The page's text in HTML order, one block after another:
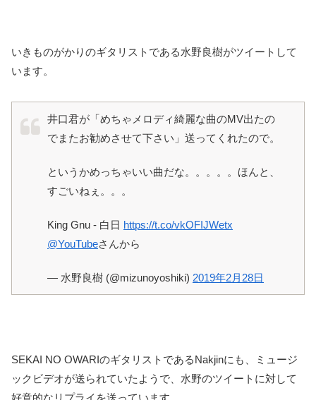
いきものがかりのギタリストである水野良樹がツイートして
います。
井口君が「めちゃメロディ綺麗な曲のMV出たの
でまたお勧めさせて下さい」送ってくれたので。
というかめっちゃいい曲だな。。。。。ほんと、
すごいねぇ。。。
King Gnu - 白日 https://t.co/vkOFIJWetx
@YouTubeさんから
— 水野良樹 (@mizunoyoshiki) 2019年2月28日
SEKAI NO OWARIのギタリストであるNakjinにも、ミュージ
ックビデオが送られていたようで、水野のツイートに対して